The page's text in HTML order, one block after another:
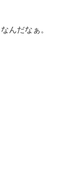
んだなぁ。